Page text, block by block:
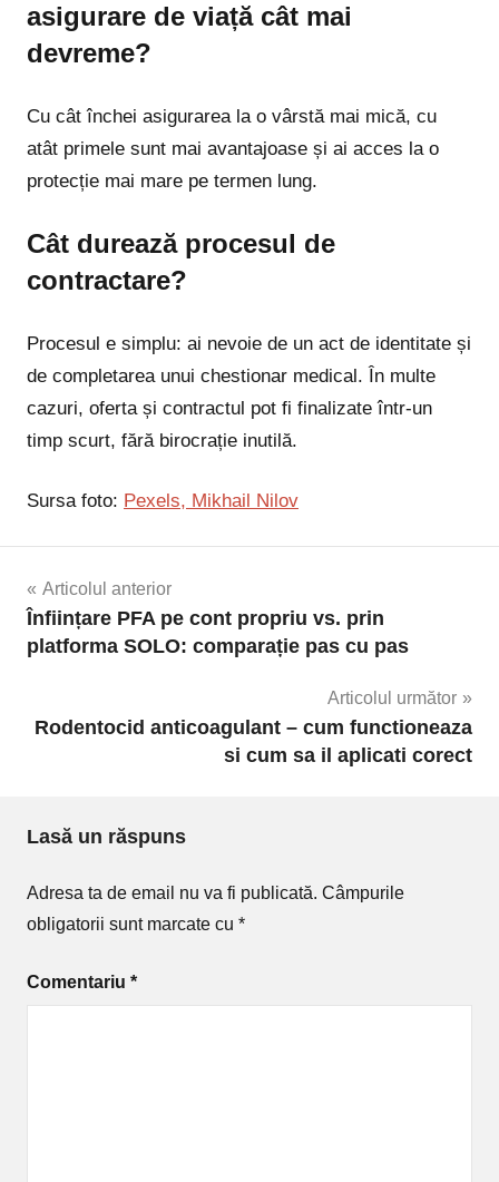
asigurare de viață cât mai
devreme?
Cu cât închei asigurarea la o vârstă mai mică, cu
atât primele sunt mai avantajoase și ai acces la o
protecție mai mare pe termen lung.
Cât durează procesul de
contractare?
Procesul e simplu: ai nevoie de un act de identitate și
de completarea unui chestionar medical. În multe
cazuri, oferta și contractul pot fi finalizate într-un
timp scurt, fără birocrație inutilă.
Sursa foto: Pexels, Mikhail Nilov
Navigare
în
Articolul anterior
Înființare PFA pe cont propriu vs. prin
platforma SOLO: comparație pas cu pas
Articolul următor
Rodentocid anticoagulant – cum functioneaza
si cum sa il aplicati corect
Lasă un răspuns
Adresa ta de email nu va fi publicată. Câmpurile
obligatorii sunt marcate cu *
Comentariu *